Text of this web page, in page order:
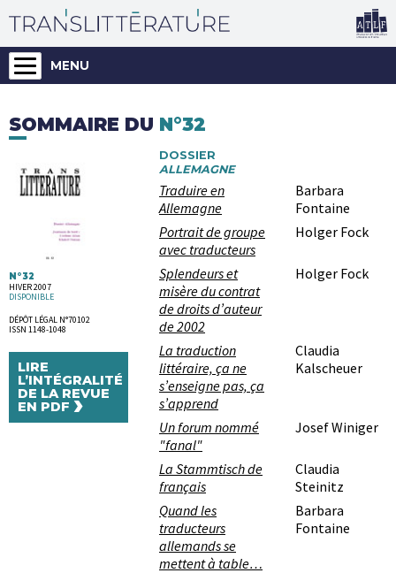
MENU
SOMMAIRE DU N°32
N°32
HIVER 2007
DISPONIBLE
DÉPÔT LÉGAL N°70102
ISSN 1148-1048
LIRE
L’INTÉGRALITÉ
DE LA REVUE
EN PDF ›
DOSSIER
ALLEMAGNE
Traduire en
Allemagne
Barbara
Fontaine
Portrait de groupe
avec traducteurs
Holger Fock
Splendeurs et
misère du contrat
de droits d’auteur
de 2002
Holger Fock
La traduction
littéraire, ça ne
s’enseigne pas, ça
s’apprend
Claudia
Kalscheuer
Un forum nommé
"fanal"
Josef Winiger
La Stammtisch de
français
Claudia
Steinitz
Quand les
traducteurs
allemands se
mettent à table…
Barbara
Fontaine